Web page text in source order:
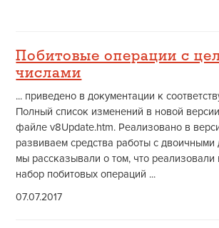
Побитовые операции с
числами
... приведено в документации к
Полный список изменений в новой
файле v8Update.htm. Реализовано в
развиваем средства работы с
мы рассказывали о том, что
набор побитовых операций ...
07.07.2017